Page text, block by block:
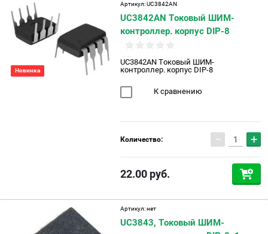
Новинка
Артикул:UC3842AN
UC3842AN Токовый ШИМ-
контроллер. корпус DIP-8
UC3842AN Токовый ШИМ-
контроллер. корпус DIP-8
К сравнению
Количество: − +
22.00 руб.
Артикул:нет
UC3843, Токовый ШИМ-